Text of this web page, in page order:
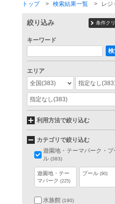
トップ 検索結果一覧 レジ
絞り込み 条件ク
キーワード
エリア
全国(383) 指定なし
指定なし(383)
利用方法で絞り込む
カテゴリで絞り込む
遊園地・テーマパーク・プ
ル (383)
遊園地・テー
マパーク (225)
プール (90)
水族館 (190)